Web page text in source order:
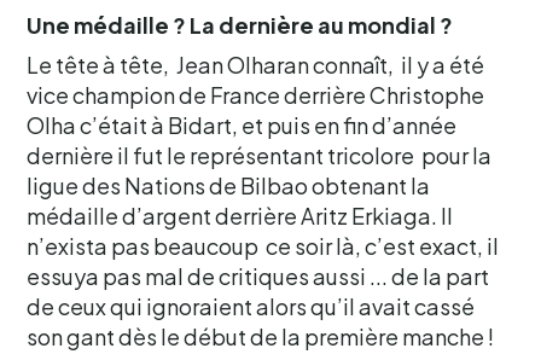
Une médaille ? La dernière au mondial ?
Le tête à tête, Jean Olharan connaît, il y a été
vice champion de France derrière Christophe
Olha c’était à Bidart, et puis en fin d’année
dernière il fut le représentant tricolore pour la
ligue des Nations de Bilbao obtenant la
médaille d’argent derrière Aritz Erkiaga. Il
n’exista pas beaucoup ce soir là, c’est exact, il
essuya pas mal de critiques aussi ... de la part
de ceux qui ignoraient alors qu’il avait cassé
son gant dès le début de la première manche !